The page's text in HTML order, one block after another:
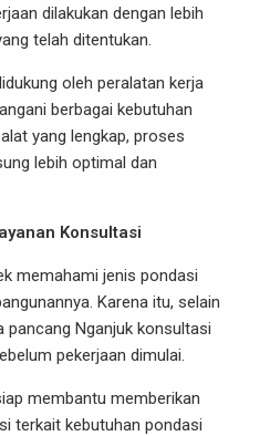
dilakukan dengan lebih
telah ditentukan.
oleh peralatan kerja
berbagai kebutuhan
yang lengkap, proses
lebih optimal dan
Konsultasi
memahami jenis pondasi
Karena itu, selain
pancang Nganjuk konsultasi
pekerjaan dimulai.
membantu memberikan
terkait kebutuhan pondasi